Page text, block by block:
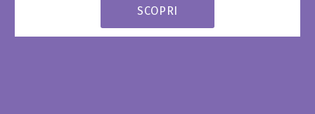
SCOPRI